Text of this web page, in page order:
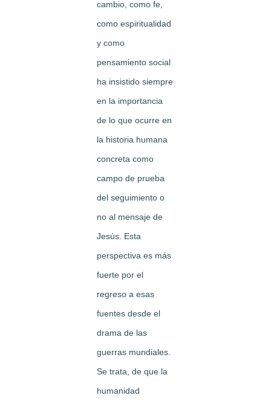
cambio, como fe,
como espiritualidad
y como
pensamiento social
ha insistido siempre
en la importancia
de lo que ocurre en
la historia humana
concreta como
campo de prueba
del seguimiento o
no al mensaje de
Jesús. Esta
perspectiva es más
fuerte por el
regreso a esas
fuentes desde el
drama de las
guerras mundiales.
Se trata, de que la
humanidad